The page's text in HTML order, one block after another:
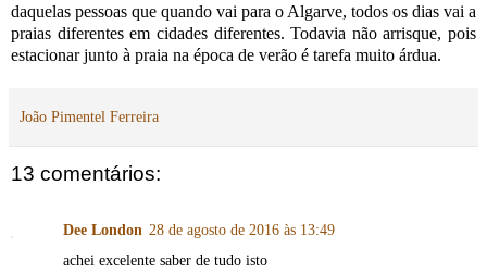
daquelas pessoas que quando vai para o Algarve, todos os dias vai a
praias diferentes em cidades diferentes. Todavia não arrisque, pois
estacionar junto à praia na época de verão é tarefa muito árdua.
João Pimentel Ferreira
13 comentários:
Dee London 28 de agosto de 2016 às 13:49
achei excelente saber de tudo isto